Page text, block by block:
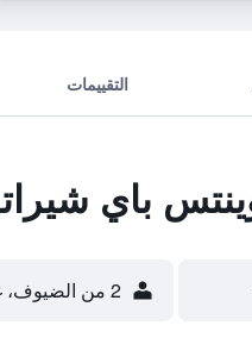
التقييمات
باي
2 من الضيوف، غرفة واحدة